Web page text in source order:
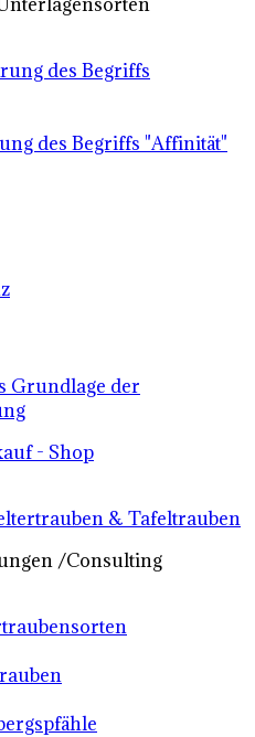
des Begriffs
des Begriffs "Affinität"
Grundlage der
- Shop
& Tafeltrauben
/Consulting